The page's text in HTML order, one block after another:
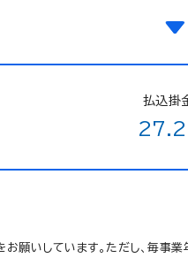
払込掛
いしています。ただし、毎